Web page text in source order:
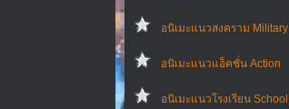
อนิเมะแนวสงคราม Military
อนิเมะแนวแอ็คชั่น Action
อนิเมะแนวโรงเรียน School